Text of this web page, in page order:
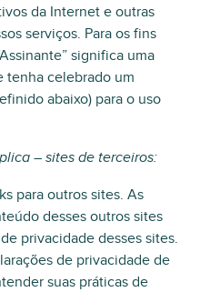
da Internet e outras
serviços. Para os fins
significa uma
tenha celebrado um
abaixo) para o uso
– sites de terceiros:
para outros sites. As
desses outros sites
privacidade desses sites.
de privacidade de
suas práticas de